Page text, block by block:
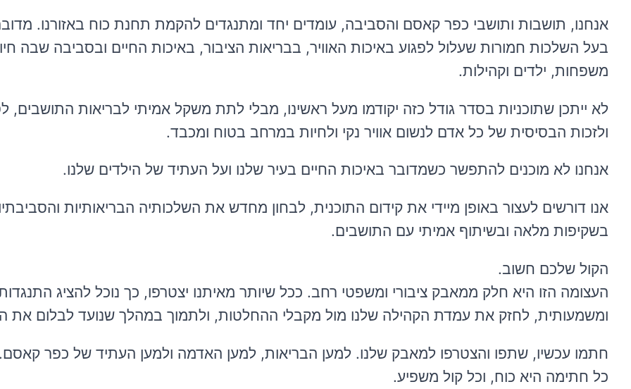
אנחנו, תושבות ותושבי כפר קאסם והסביבה, עומדים יחד ומתנגדים להקמת תחנת כוח באזורנו.
בעל השלכות חמורות שעלול לפגוע באיכות האוויר, בבריאות הציבור, באיכות החיים ובסביבה שבה
משפחות, ילדים וקהילות.
לא ייתכן שתוכניות בסדר גודל כזה יקודמו מעל ראשינו, מבלי לתת משקל אמיתי לבריאות התושבים,
ולזכות הבסיסית של כל אדם לנשום אוויר נקי ולחיות במרחב בטוח ומכבד.
אנחנו לא מוכנים להתפשר כשמדובר באיכות החיים בעיר שלנו ועל העתיד של הילדים שלנו.
אנו דורשים לעצור באופן מיידי את קידום התוכנית, לבחון מחדש את השלכותיה הבריאותיות
בשקיפות מלאה ובשיתוף אמיתי עם התושבים.
הקול שלכם חשוב.
העצומה הזו היא חלק ממאבק ציבורי ומשפטי רחב. ככל שיותר מאיתנו יצטרפו, כך נוכל להציג
ומשמעותית, לחזק את עמדת הקהילה שלנו מול מקבלי ההחלטות, ולתמוך במהלך שנועד לבלום את
חתמו עכשיו, שתפו והצטרפו למאבק שלנו. למען הבריאות, למען האדמה ולמען העתיד של כפר קאסם.
כל חתימה היא כוח, וכל קול משפיע.